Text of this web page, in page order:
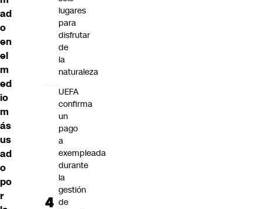
ad
o
en
el
m
ed
io
m
ás
us
ad
o
po
r
lugares
para
disfrutar
de
la
naturaleza
UEFA
confirma
un
pago
a
exempleada
durante
la
gestión
de